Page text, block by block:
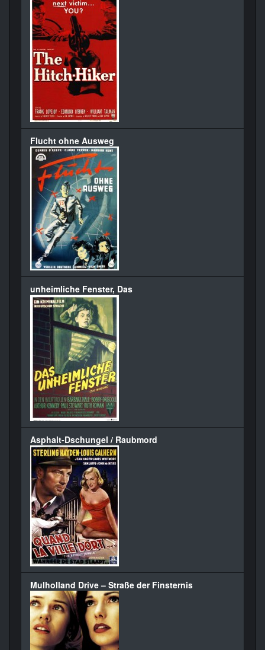
Flucht ohne Ausweg
unheimliche Fenster, Das
Asphalt-Dschungel / Raubmord
Mulholland Drive – Straße der Finsternis